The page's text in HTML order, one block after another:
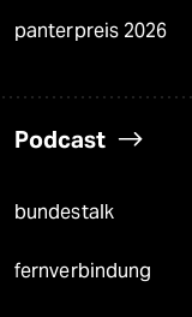
panterpreis 2026
Podcast
bundestalk
fernverbindung